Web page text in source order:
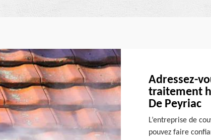
Adressez-
traitement
De Peyriac
L’entreprise de
pouvez faire